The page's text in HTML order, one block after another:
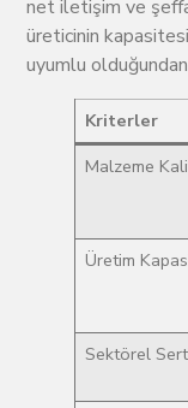
net iletişim ve
üreticinin
uyumlu
Kriterler
Malzeme
Üretim
Sektörel